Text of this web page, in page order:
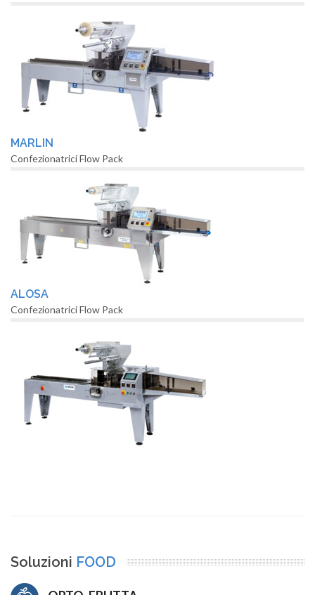
MARLIN
Confezionatrici Flow Pack
ALOSA
Confezionatrici Flow Pack
Soluzioni FOOD